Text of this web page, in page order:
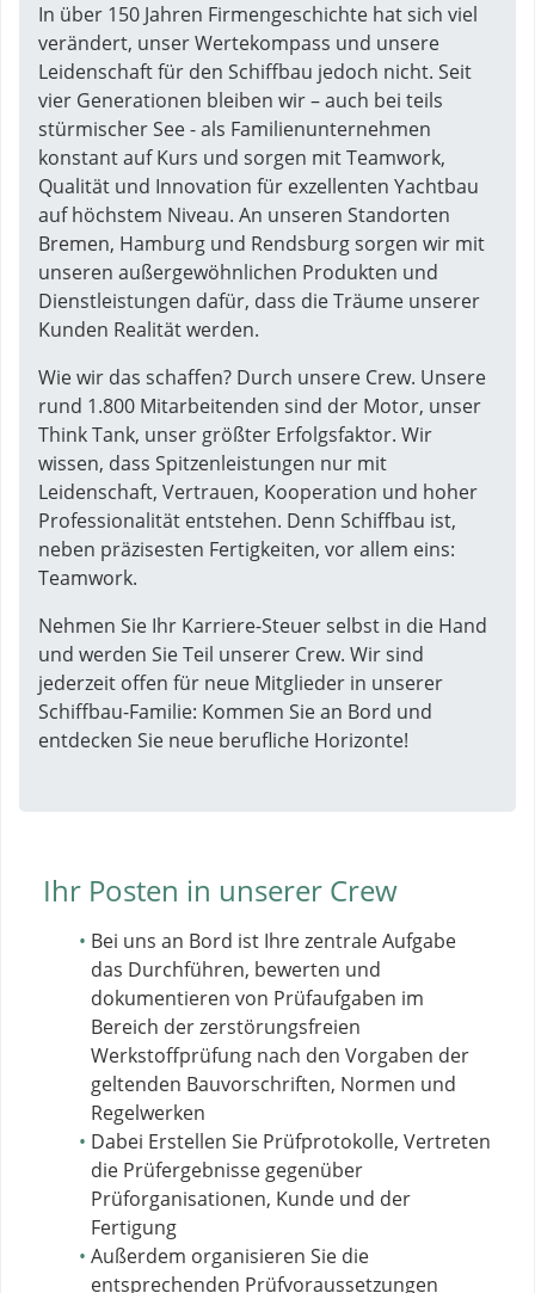
In über 150 Jahren Firmengeschichte hat sich viel
verändert, unser Wertekompass und unsere
Leidenschaft für den Schiffbau jedoch nicht. Seit
vier Generationen bleiben wir – auch bei teils
stürmischer See - als Familienunternehmen
konstant auf Kurs und sorgen mit Teamwork,
Qualität und Innovation für exzellenten Yachtbau
auf höchstem Niveau. An unseren Standorten
Bremen, Hamburg und Rendsburg sorgen wir mit
unseren außergewöhnlichen Produkten und
Dienstleistungen dafür, dass die Träume unserer
Kunden Realität werden.
Wie wir das schaffen? Durch unsere Crew. Unsere
rund 1.800 Mitarbeitenden sind der Motor, unser
Think Tank, unser größter Erfolgsfaktor. Wir
wissen, dass Spitzenleistungen nur mit
Leidenschaft, Vertrauen, Kooperation und hoher
Professionalität entstehen. Denn Schiffbau ist,
neben präzisesten Fertigkeiten, vor allem eins:
Teamwork.
Nehmen Sie Ihr Karriere-Steuer selbst in die Hand
und werden Sie Teil unserer Crew. Wir sind
jederzeit offen für neue Mitglieder in unserer
Schiffbau-Familie: Kommen Sie an Bord und
entdecken Sie neue berufliche Horizonte!
Ihr Posten in unserer Crew
Bei uns an Bord ist Ihre zentrale Aufgabe
das Durchführen, bewerten und
dokumentieren von Prüfaufgaben im
Bereich der zerstörungsfreien
Werkstoffprüfung nach den Vorgaben der
geltenden Bauvorschriften, Normen und
Regelwerken
Dabei Erstellen Sie Prüfprotokolle, Vertreten
die Prüfergebnisse gegenüber
Prüforganisationen, Kunde und der
Fertigung
Außerdem organisieren Sie die
entsprechenden Prüfvoraussetzungen